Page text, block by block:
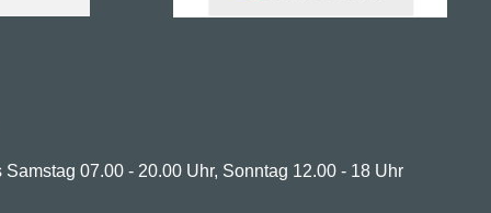
07.00 - 20.00 Uhr, Sonntag 12.00 - 18 Uhr